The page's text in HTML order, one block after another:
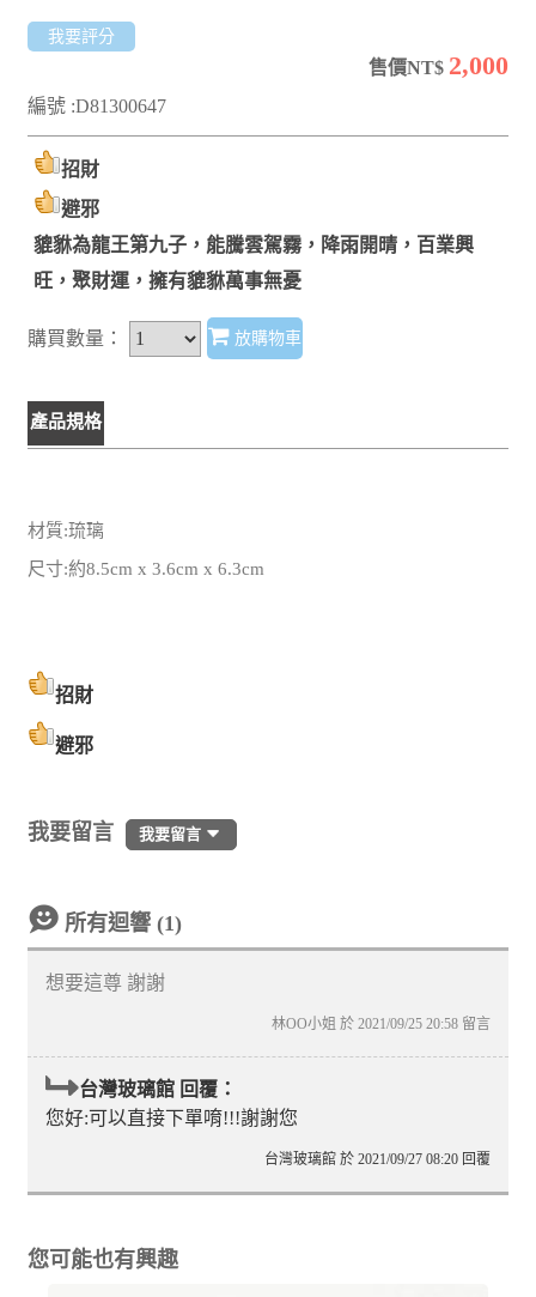
我要評分
售價NT$ 2,000
編號 :D81300647
招財
避邪
貔貅為龍王第九子，能騰雲駕霧，降雨開晴，百業興
旺，聚財運，擁有貔貅萬事無憂
購買數量： 放購物車
產品規格
材質:琉璃
尺寸:約8.5cm x 3.6cm x 6.3cm
招財
避邪
我要留言 我要留言
所有迴響 (1)
想要這尊 謝謝
林OO小姐 於 2021/09/25 20:58 留言
台灣玻璃館 回覆：
您好:可以直接下單唷!!!謝謝您
台灣玻璃館 於 2021/09/27 08:20 回覆
您可能也有興趣